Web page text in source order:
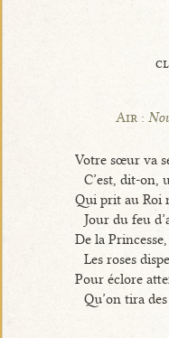
Air :
Votre sœur va
C’est, dit-on,
Qui prit au Roi
Jour du feu
De la
Les roses
Pour éclore
Qu’on tira